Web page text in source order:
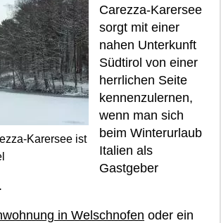
Karersee ist
Carezza-Karersee
sorgt mit einer
nahen Unterkunft
Südtirol von einer
herrlichen Seite
kennenzulernen,
wenn man sich
beim Winterurlaub
Italien als
Gastgeber
in Welschnofen oder ein